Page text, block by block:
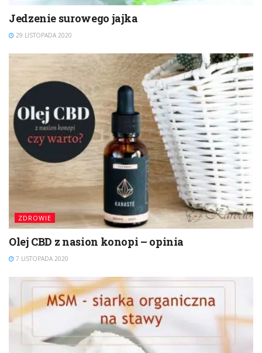
Jedzenie surowego jajka
29 LISTOPADA 2020
ZDROWIE
Olej CBD z nasion konopi – opinia
7 LISTOPADA 2020